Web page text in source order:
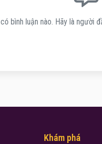
bình luận nào. Hãy là người
Khám phá